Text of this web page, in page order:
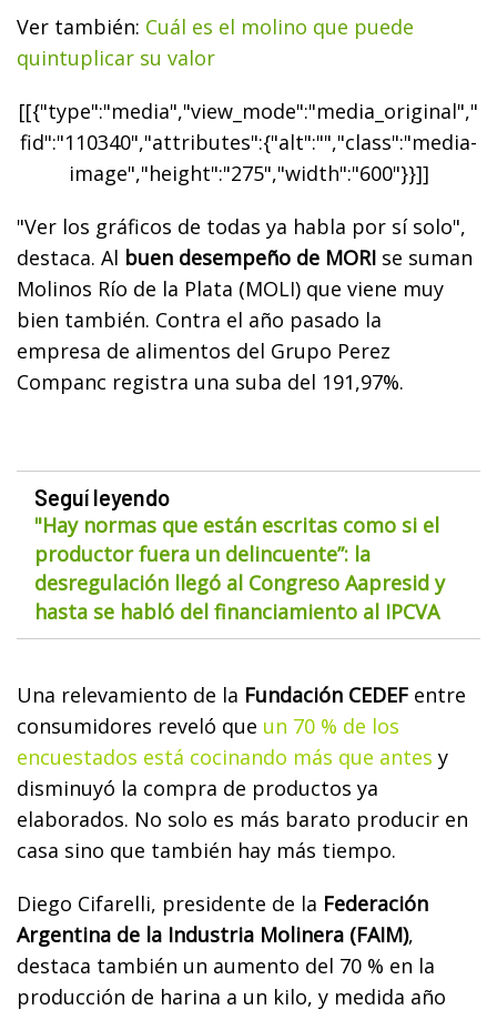
Ver también: Cuál es el molino que puede
quintuplicar su valor
[[{"type":"media","view_mode":"media_original","
fid":"110340","attributes":{"alt":"","class":"media-
image","height":"275","width":"600"}}]]
"Ver los gráficos de todas ya habla por sí solo",
destaca. Al buen desempeño de MORI se suman
Molinos Río de la Plata (MOLI) que viene muy
bien también. Contra el año pasado la
empresa de alimentos del Grupo Perez
Companc registra una suba del 191,97%.
Seguí leyendo
"Hay normas que están escritas como si el
productor fuera un delincuente”: la
desregulación llegó al Congreso Aapresid y
hasta se habló del financiamiento al IPCVA
Una relevamiento de la Fundación CEDEF entre
consumidores reveló que un 70 % de los
encuestados está cocinando más que antes y
disminuyó la compra de productos ya
elaborados. No solo es más barato producir en
casa sino que también hay más tiempo.
Diego Cifarelli, presidente de la Federación
Argentina de la Industria Molinera (FAIM),
destaca también un aumento del 70 % en la
producción de harina a un kilo, y medida año